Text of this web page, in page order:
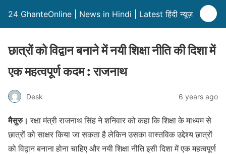
24 GhanteOnline | News in Hindi | Latest हिंदी न्यूज़
छात्रों को विद्वान बनाने में नयी शिक्षा नीति की दिशा में
एक महत्वपूर्ण कदम : राजनाथ
Desk 6 years ago
मैसुरु। रक्षा मंत्री राजनाथ सिंह ने शनिवार को कहा कि शिक्षा के माध्यम से
छात्रों को साक्षर किया जा सकता है लेकिन उसका वास्तविक उद्देश्य छात्रों
को विद्वान बनाना होना चाहिए और नयी शिक्षा नीति इसी दिशा में एक महत्वपूर्ण